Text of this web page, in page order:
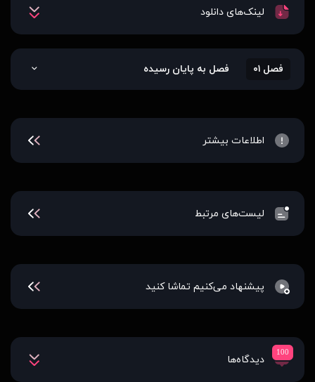
لینک‌های دانلود
فصل ۰۱ فصل به پایان رسیده
اطلاعات بیشتر
لیست‌های مرتبط
پیشنهاد می‌کنیم تماشا کنید
100
دیدگاه‌ها